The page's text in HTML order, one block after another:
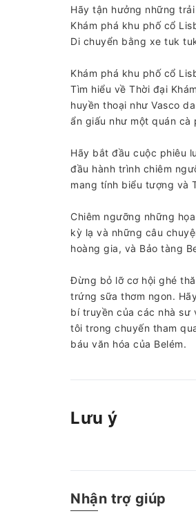
Hãy tận hưởng những
Khám phá khu phố cổ
Di chuyển bằng xe tuk
Khám phá khu phố cổ
Tìm hiểu về Thời đại
huyền thoại như Vasco
ẩn giấu như một quán
Hãy bắt đầu cuộc phiêu
đầu hành trình chiêm
mang tính biểu tượng và
Chiêm ngưỡng những
kỳ lạ và những câu
hoàng gia, và Bảo tàng
Đừng bỏ lỡ cơ hội ghé
trứng sữa thơm ngon.
bí truyền của các nhà sư
tôi trong chuyến tham
báu văn hóa của Belém.
Lưu ý
Nhận trợ giúp